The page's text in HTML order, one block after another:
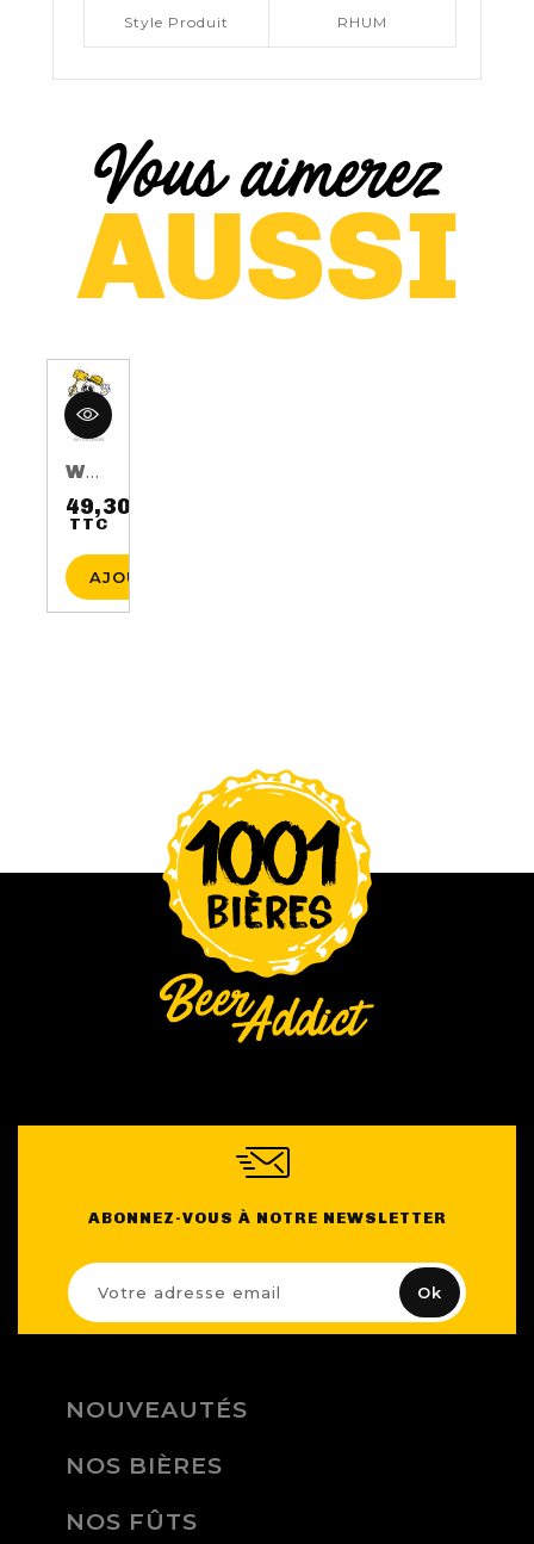
Style Produit RHUM
WHISKY AUGUST 17TH 3 ANS 50CL 40%
49,30 €
TTCPrix
AJOUTER AU PANIER
ABONNEZ-VOUS À NOTRE NEWSLETTER
NOUVEAUTÉS
NOS BIÈRES
NOS FÛTS